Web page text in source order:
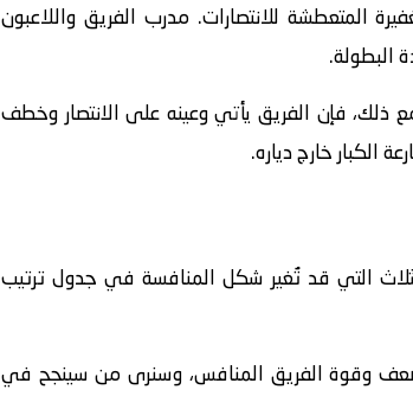
المتعطشة للانتصارات. مدرب الفريق واللاعبون
البطولة.
ذلك، فإن الفريق يأتي وعينه على الانتصار وخطف
الكبار خارج دياره.
التي قد تُغير شكل المنافسة في جدول ترتيب
ضعف وقوة الفريق المنافس، وسنرى من سينجح في